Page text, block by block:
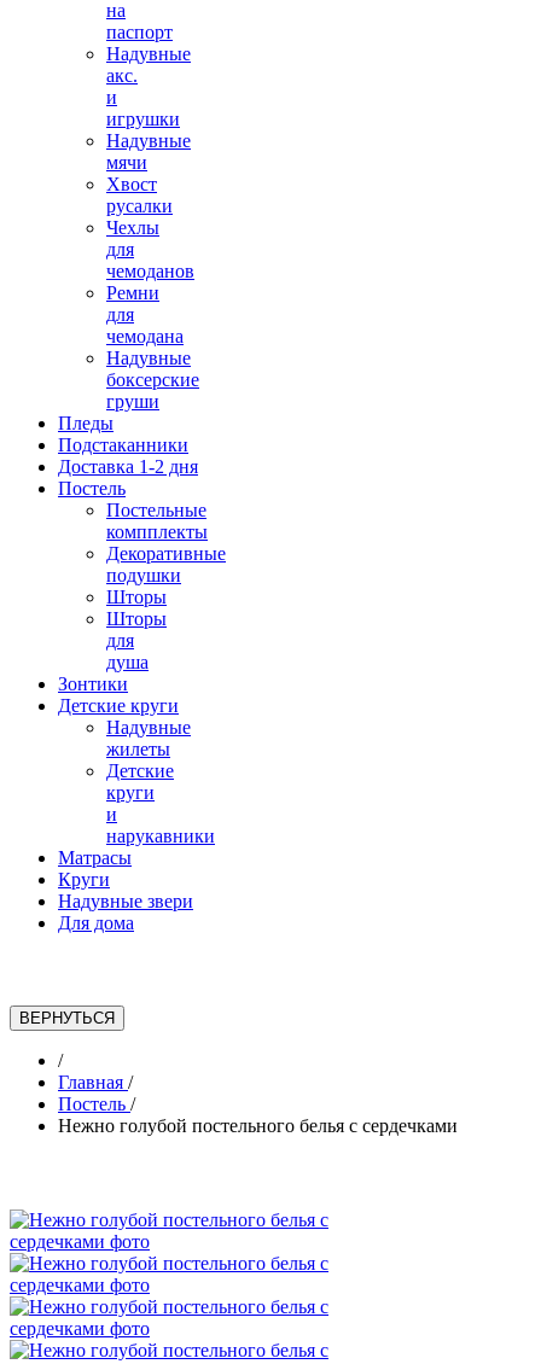
на
паспорт
Надувные
акс.
и
игрушки
Надувные
мячи
Хвост
русалки
Чехлы
для
чемоданов
Ремни
для
чемодана
Надувные
боксерские
груши
Пледы
Подстаканники
Доставка 1-2 дня
Постель
Постельные
компплекты
Декоративные
подушки
Шторы
Шторы
для
душа
Зонтики
Детские круги
Надувные
жилеты
Детские
круги
и
нарукавники
Матрасы
Круги
Надувные звери
Для дома
/
Главная /
Постель /
Нежно голубой постельного белья с сердечками